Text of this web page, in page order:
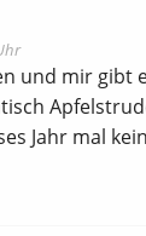
und mir gibt
Jahr mal